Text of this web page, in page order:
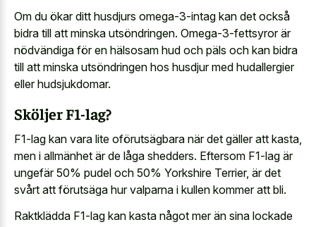
Om du ökar ditt husdjurs omega-3-intag kan det också
bidra till att minska utsöndringen. Omega-3-fettsyror är
nödvändiga för en hälsosam hud och päls och kan bidra
till att minska utsöndringen hos husdjur med hudallergier
eller hudsjukdomar.
Sköljer F1-lag?
F1-lag kan vara lite oförutsägbara när det gäller att kasta,
men i allmänhet är de låga shedders. Eftersom F1-lag är
ungefär 50% pudel och 50% Yorkshire Terrier, är det
svårt att förutsäga hur valparna i kullen kommer att bli.
Raktklädda F1-lag kan kasta något mer än sina lockade